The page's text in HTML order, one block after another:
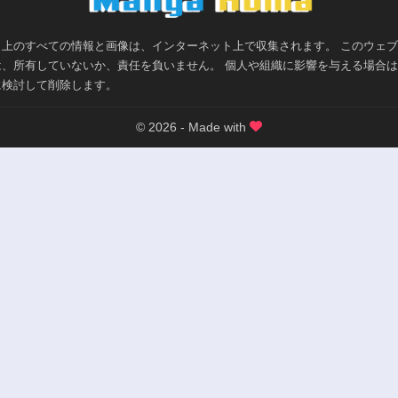
のすべての情報と画像は、インターネット上で収集されます。 このウェ
所有していないか、責任を負いません。 個人や組織に影響を与える場合
討して削除します。
© 2026 - Made with